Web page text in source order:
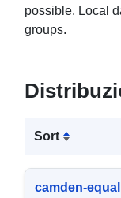
possible. Local
groups.
Sort
camden-